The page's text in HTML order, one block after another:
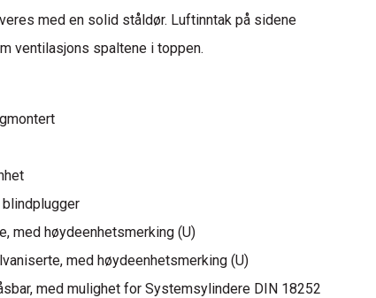
med en solid ståldør. Luftinntak på sidene
ventilasjons spaltene i toppen.
blindplugger
med høydeenhetsmerking (U)
med høydeenhetsmerking (U)
med mulighet for Systemsylindere DIN 18252